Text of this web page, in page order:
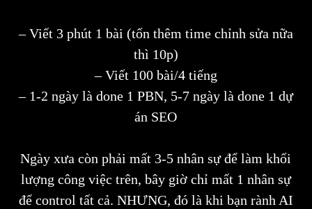
– Viết 3 phút 1 bài (tốn thêm time chỉnh sửa nữa
thì 10p)
– Viết 100 bài/4 tiếng
– 1-2 ngày là done 1 PBN, 5-7 ngày là done 1 dự
án SEO
Ngày xưa còn phải mất 3-5 nhân sự để làm khối
lượng công việc trên, bây giờ chỉ mất 1 nhân sự
để control tất cả. NHƯNG, đó là khi bạn rành AI